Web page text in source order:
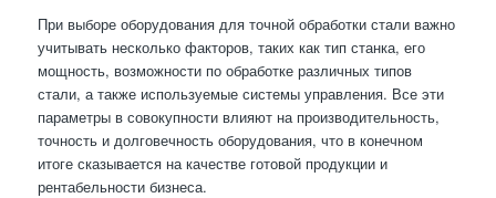
При выборе оборудования для точной обработки стали важно
учитывать несколько факторов, таких как тип станка, его
мощность, возможности по обработке различных типов
стали, а также используемые системы управления. Все эти
параметры в совокупности влияют на производительность,
точность и долговечность оборудования, что в конечном
итоге сказывается на качестве готовой продукции и
рентабельности бизнеса.